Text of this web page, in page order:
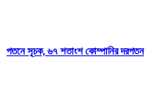
পতনে সূচক, ৬৭ শতাংশ কোম্পানির দরপতন